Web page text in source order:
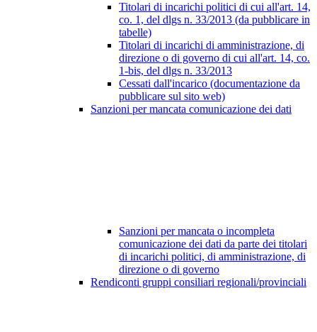
Titolari di incarichi politici di cui all'art. 14,
co. 1, del dlgs n. 33/2013 (da pubblicare in
tabelle)
Titolari di incarichi di amministrazione, di
direzione o di governo di cui all'art. 14, co.
1-bis, del dlgs n. 33/2013
Cessati dall'incarico (documentazione da
pubblicare sul sito web)
Sanzioni per mancata comunicazione dei dati
Sanzioni per mancata o incompleta
comunicazione dei dati da parte dei titolari
di incarichi politici, di amministrazione, di
direzione o di governo
Rendiconti gruppi consiliari regionali/provinciali